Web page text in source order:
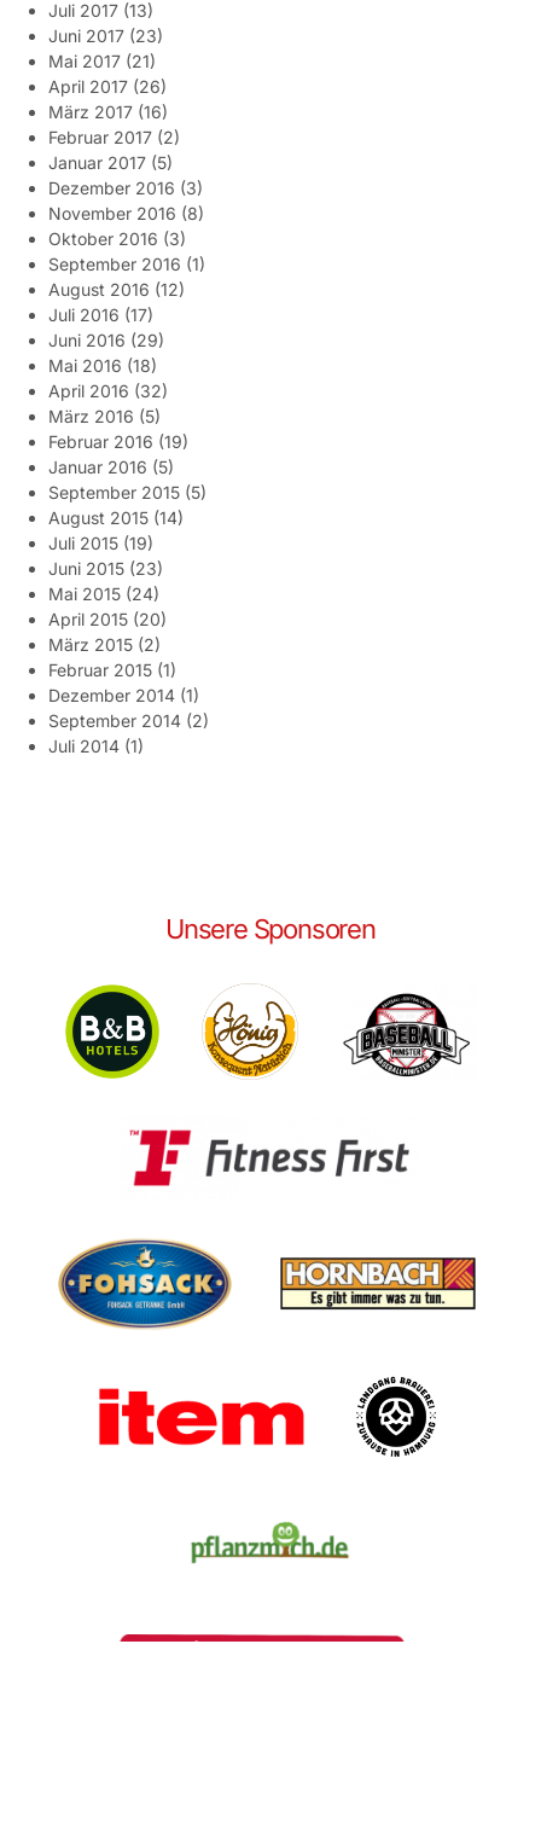
Juli 2017 (13)
Juni 2017 (23)
Mai 2017 (21)
April 2017 (26)
März 2017 (16)
Februar 2017 (2)
Januar 2017 (5)
Dezember 2016 (3)
November 2016 (8)
Oktober 2016 (3)
September 2016 (1)
August 2016 (12)
Juli 2016 (17)
Juni 2016 (29)
Mai 2016 (18)
April 2016 (32)
März 2016 (5)
Februar 2016 (19)
Januar 2016 (5)
September 2015 (5)
August 2015 (14)
Juli 2015 (19)
Juni 2015 (23)
Mai 2015 (24)
April 2015 (20)
März 2015 (2)
Februar 2015 (1)
Dezember 2014 (1)
September 2014 (2)
Juli 2014 (1)
Unsere Sponsoren